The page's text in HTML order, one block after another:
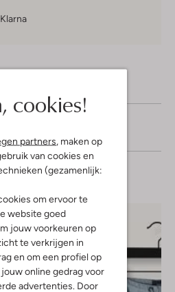
cookies!
partners, maken op
van cookies en
(gezamenlijk:
om ervoor te
website goed
jouw voorkeuren op
te verkrijgen in
en om een profiel op
online gedrag voor
advertenties. Door